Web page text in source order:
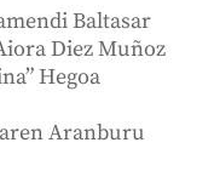
Baltasar
Diez Muñoz
Hegoa
Aranburu